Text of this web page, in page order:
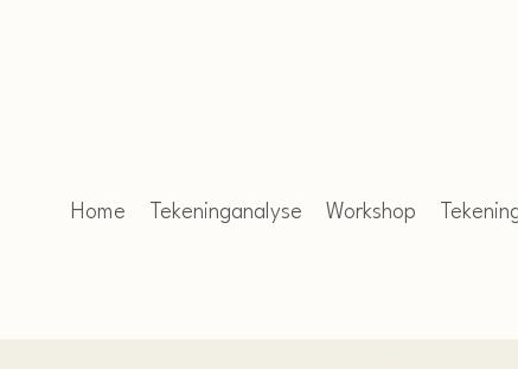
Home Tekeninganalyse Workshop